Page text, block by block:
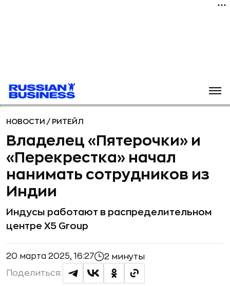
НОВОСТИ / РИТЕЙЛ
Владелец «Пятерочки» и
«Перекрестка» начал
нанимать сотрудников из
Индии
Индусы работают в распределительном
центре X5 Group
20 марта 2025, 16:27 2 минуты
Поделиться: